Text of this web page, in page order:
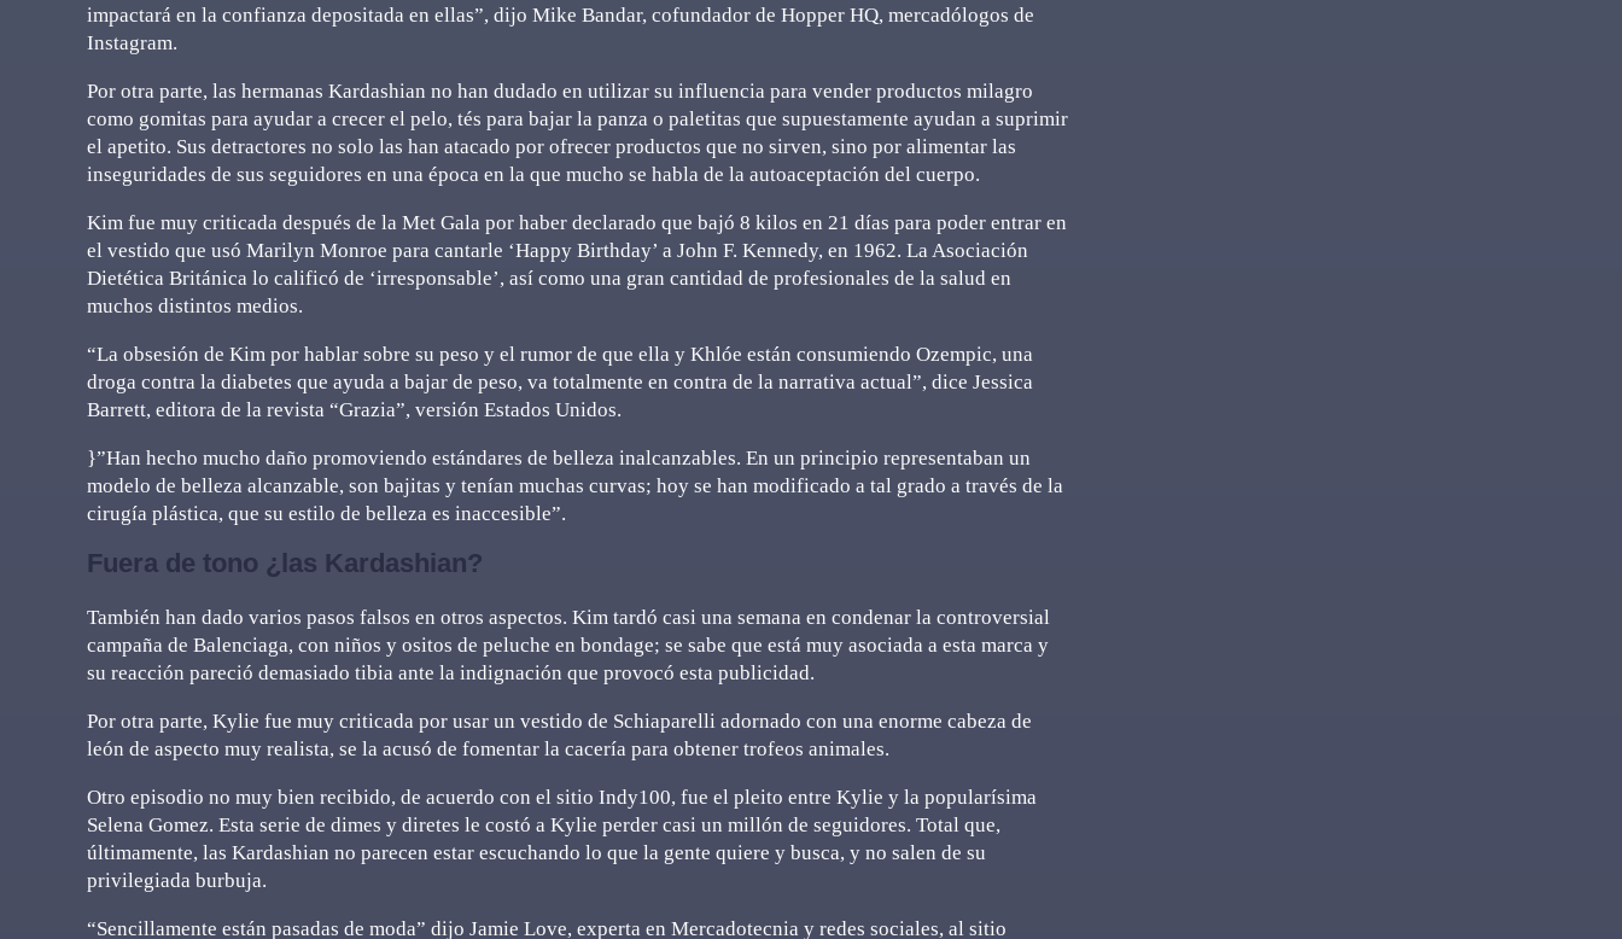
impactará en la confianza depositada en ellas”, dijo Mike Bandar, cofundador de Hopper HQ, mercadólogos de
Instagram.
Por otra parte, las hermanas Kardashian no han dudado en utilizar su influencia para vender productos milagro
como gomitas para ayudar a crecer el pelo, tés para bajar la panza o paletitas que supuestamente ayudan a suprimir
el apetito. Sus detractores no solo las han atacado por ofrecer productos que no sirven, sino por alimentar las
inseguridades de sus seguidores en una época en la que mucho se habla de la autoaceptación del cuerpo.
Kim fue muy criticada después de la Met Gala por haber declarado que bajó 8 kilos en 21 días para poder entrar en
el vestido que usó Marilyn Monroe para cantarle ‘Happy Birthday’ a John F. Kennedy, en 1962. La Asociación
Dietética Británica lo calificó de ‘irresponsable’, así como una gran cantidad de profesionales de la salud en
muchos distintos medios.
“La obsesión de Kim por hablar sobre su peso y el rumor de que ella y Khlóe están consumiendo Ozempic, una
droga contra la diabetes que ayuda a bajar de peso, va totalmente en contra de la narrativa actual”, dice Jessica
Barrett, editora de la revista “Grazia”, versión Estados Unidos.
}”Han hecho mucho daño promoviendo estándares de belleza inalcanzables. En un principio representaban un
modelo de belleza alcanzable, son bajitas y tenían muchas curvas; hoy se han modificado a tal grado a través de la
cirugía plástica, que su estilo de belleza es inaccesible”.
Fuera de tono ¿las Kardashian?
También han dado varios pasos falsos en otros aspectos. Kim tardó casi una semana en condenar la controversial
campaña de Balenciaga, con niños y ositos de peluche en bondage; se sabe que está muy asociada a esta marca y
su reacción pareció demasiado tibia ante la indignación que provocó esta publicidad.
Por otra parte, Kylie fue muy criticada por usar un vestido de Schiaparelli adornado con una enorme cabeza de
león de aspecto muy realista, se la acusó de fomentar la cacería para obtener trofeos animales.
Otro episodio no muy bien recibido, de acuerdo con el sitio Indy100, fue el pleito entre Kylie y la popularísima
Selena Gomez. Esta serie de dimes y diretes le costó a Kylie perder casi un millón de seguidores. Total que,
últimamente, las Kardashian no parecen estar escuchando lo que la gente quiere y busca, y no salen de su
privilegiada burbuja.
“Sencillamente están pasadas de moda” dijo Jamie Love, experta en Mercadotecnia y redes sociales, al sitio